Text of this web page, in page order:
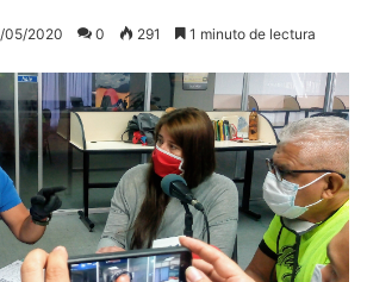
05/2020 0 291 1 minuto de lectura